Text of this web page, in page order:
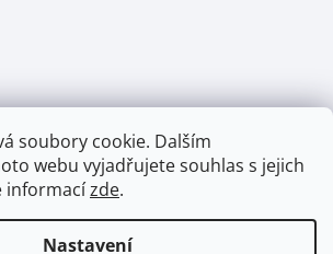
soubory cookie. Dalším
webu vyjadřujete souhlas s jejich
informacízde.
Nastavení
platby